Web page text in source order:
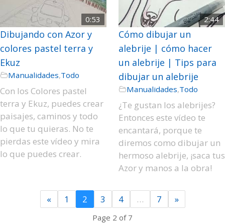
0:53
Dibujando con Azor y
colores pastel terra y
Ekuz
Manualidades,Todo
Con los Colores pastel
terra y Ekuz, puedes crear
paisajes, caminos y todo
lo que tu quieras. No te
pierdas este vídeo y mira
lo que puedes crear.
2:44
Cómo dibujar un
alebrije | cómo hacer
un alebrije | Tips para
dibujar un alebrije
Manualidades,Todo
¿Te gustan los alebrijes?
Entonces este vídeo te
encantará, porque te
diremos como dibujar un
hermoso alebrije, ¡saca tus
Azor y manos a la obra!
« 1 2 3 4 … 7 »
Page 2 of 7